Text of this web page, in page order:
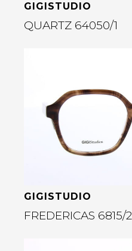
GIGISTUDIO
QUARTZ 64050/1
GIGISTUDIO
FREDERICAS 6815/2